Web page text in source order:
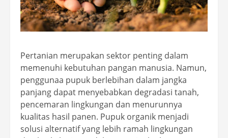
Pertanian merupakan sektor penting dalam
memenuhi kebutuhan pangan manusia. Namun,
penggunaa pupuk berlebihan dalam jangka
panjang dapat menyebabkan degradasi tanah,
pencemaran lingkungan dan menurunnya
kualitas hasil panen. Pupuk organik menjadi
solusi alternatif yang lebih ramah lingkungan